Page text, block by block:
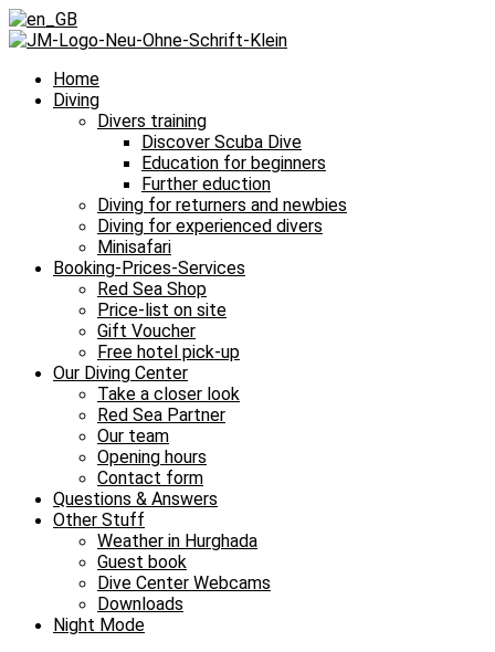
Home
Diving
Divers training
Discover Scuba Dive
Education for beginners
Further eduction
Diving for returners and newbies
Diving for experienced divers
Minisafari
Booking-Prices-Services
Red Sea Shop
Price-list on site
Gift Voucher
Free hotel pick-up
Our Diving Center
Take a closer look
Red Sea Partner
Our team
Opening hours
Contact form
Questions & Answers
Other Stuff
Weather in Hurghada
Guest book
Dive Center Webcams
Downloads
Night Mode